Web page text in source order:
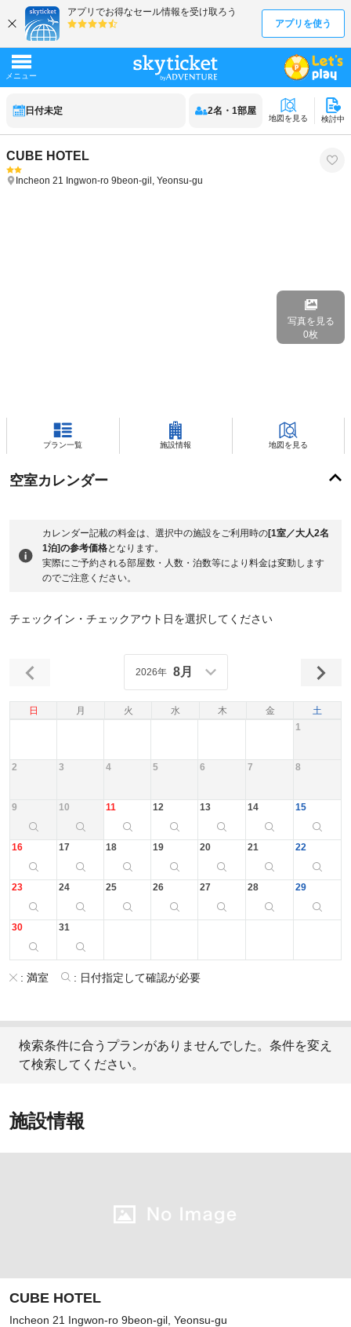
日付未定 2名 ・ 1部屋
地図を見る 検討中
CUBE HOTEL
Incheon 21 Ingwon-ro 9beon-gil, Yeonsu-gu
写真を見る
0枚
プラン一覧 施設情報 地図を見る
空室カレンダー
カレンダー記載の料金は、選択中の施設をご利用時の[1室／大人2名
1泊]の参考価格となります。
実際にご予約される部屋数・人数・泊数等により料金は変動します
のでご注意ください。
チェックイン・チェックアウト日を選択してください
日 月 火 水 木 金 土
2026年 8月
1
2 3 4 5 6 7 8
9 10 11 12 13 14 15
16 17 18 19 20 21 22
23 24 25 26 27 28 29
30 31
: 満室 : 日付指定して確認が必要
検索条件に合うプランがありませんでした。条件を変え
て検索してください。
施設情報
CUBE HOTEL
Incheon 21 Ingwon-ro 9beon-gil, Yeonsu-gu